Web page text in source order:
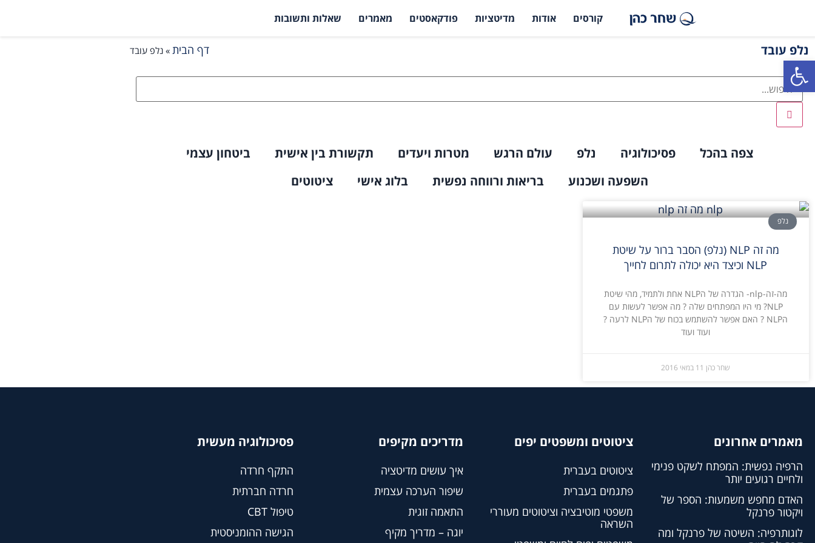
פתח סרגל נגישות
קורסים אודות מדיטציות פודקאסטים מאמרים שאלות ותשובות
נלפ עובד דף הבית » נלפ עובד
צפה בהכל פסיכולוגיה נלפ עולם הרגש מטרות ויעדים תקשורת בין אישית
ביטחון עצמי
השפעה ושכנוע
בריאות ורווחה נפשית בלוג אישי ציטוטים
נלפ
מה זה NLP (נלפ) הסבר ברור על שיטת
NLP וכיצד היא יכולה לתרום לחייך
מה-זה-nlp- הגדרה של הNLP אחת ולתמיד, מהי שיטת
NLP? מי היו המפתחים שלה ? מה אפשר לעשות עם
הNLP ? האם אפשר להשתמש בכוח של הNLP לרעה ?
ועוד ועוד
שחר כהן 11 במאי 2016
מאמרים אחרונים
הרפיה נפשית: המפתח לשקט פנימי
ולחיים רגועים יותר
האדם מחפש משמעות: הספר של
ויקטור פרנקל
לוגותרפיה: השיטה של פרנקל ומה
ציטוטים ומשפטים יפים
ציטוטים בעברית
פתגמים בעברית
משפטי מוטיבציה וציטוטים מעוררי
השראה
מדריכים מקיפים
איך עושים מדיטציה
שיפור הערכה עצמית
התאמה זוגית
יוגה – מדריך מקיף
פסיכולוגיה מעשית
התקף חרדה
חרדה חברתית
טיפול CBT
הגישה ההומניסטית